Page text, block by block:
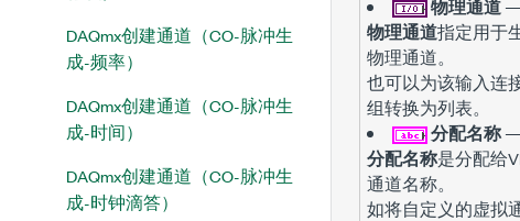
DAQmx创建通道（CO-脉冲生
成-频率）
DAQmx创建通道（CO-脉冲生
成-时间）
DAQmx创建通道（CO-脉冲生
成-时钟滴答）
物理通道—
物理通道指定用于
物理通道。
也可以为该输入连
组转换为列表。
分配名称—
分配名称是分配给
通道名称。
如将自定义的虚拟